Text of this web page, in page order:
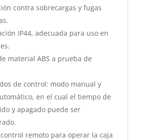
contra sobrecargas y fugas
IP44, adecuada para uso en
material ABS a prueba de
de control: modo manual y
en el cual el tiempo de
y apagado puede ser
remoto para operar la caja